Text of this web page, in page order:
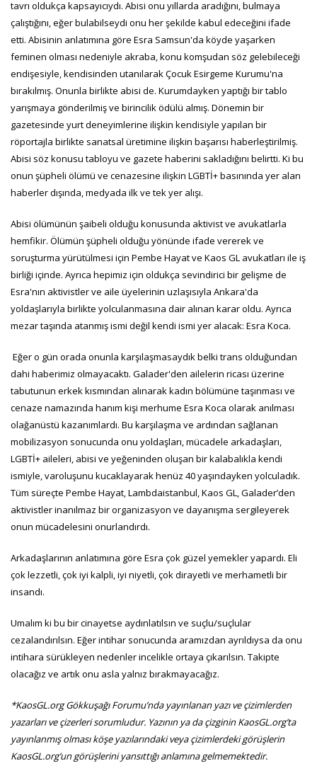
tavrı oldukça kapsayıcıydı. Abisi onu yıllarda aradığını, bulmaya
çalıştığını, eğer bulabilseydi onu her şekilde kabul edeceğini ifade
etti. Abisinin anlatımına göre Esra Samsun'da köyde yaşarken
feminen olması nedeniyle akraba, konu komşudan söz gelebileceği
endişesiyle, kendisinden utanılarak Çocuk Esirgeme Kurumu'na
bırakılmış. Onunla birlikte abisi de. Kurumdayken yaptığı bir tablo
yarışmaya gönderilmiş ve birincilik ödülü almış. Dönemin bir
gazetesinde yurt deneyimlerine ilişkin kendisiyle yapılan bir
röportajla birlikte sanatsal üretimine ilişkin başarısı haberleştirilmiş.
Abisi söz konusu tabloyu ve gazete haberini sakladığını belirtti. Ki bu
onun şüpheli ölümü ve cenazesine ilişkin LGBTİ+ basınında yer alan
haberler dışında, medyada ilk ve tek yer alışı.
Abisi ölümünün şaibeli olduğu konusunda aktivist ve avukatlarla
hemfikir. Ölümün şüpheli olduğu yönünde ifade vererek ve
soruşturma yürütülmesi için Pembe Hayat ve Kaos GL avukatları ile iş
birliği içinde. Ayrıca hepimiz için oldukça sevindirici bir gelişme de
Esra'nın aktivistler ve aile üyelerinin uzlaşısıyla Ankara'da
yoldaşlarıyla birlikte yolculanmasına dair alınan karar oldu. Ayrıca
mezar taşında atanmış ismi değil kendi ismi yer alacak: Esra Koca.
Eğer o gün orada onunla karşılaşmasaydık belki trans olduğundan
dahi haberimiz olmayacaktı. Galader'den ailelerin ricası üzerine
tabutunun erkek kısmından alınarak kadın bölümüne taşınması ve
cenaze namazında hanım kişi merhume Esra Koca olarak anılması
olağanüstü kazanımlardı. Bu karşılaşma ve ardından sağlanan
mobilizasyon sonucunda onu yoldaşları, mücadele arkadaşları,
LGBTİ+ aileleri, abisi ve yeğeninden oluşan bir kalabalıkla kendi
ismiyle, varoluşunu kucaklayarak henüz 40 yaşındayken yolculadık.
Tüm süreçte Pembe Hayat, Lambdaistanbul, Kaos GL, Galader’den
aktivistler inanılmaz bir organizasyon ve dayanışma sergileyerek
onun mücadelesini onurlandırdı.
Arkadaşlarının anlatımına göre Esra çok güzel yemekler yapardı. Eli
çok lezzetli, çok iyi kalpli, iyi niyetli, çok dirayetli ve merhametli bir
insandı.
Umalım ki bu bir cinayetse aydınlatılsın ve suçlu/suçlular
cezalandırılsın. Eğer intihar sonucunda aramızdan ayrıldıysa da onu
intihara sürükleyen nedenler incelikle ortaya çıkarılsın. Takipte
olacağız ve artık onu asla yalnız bırakmayacağız.
*KaosGL.org Gökkuşağı Forumu’nda yayınlanan yazı ve çizimlerden
yazarları ve çizerleri sorumludur. Yazının ya da çizginin KaosGL.org’ta
yayınlanmış olması köşe yazılarındaki veya çizimlerdeki görüşlerin
KaosGL.org’un görüşlerini yansıttığı anlamına gelmemektedir.